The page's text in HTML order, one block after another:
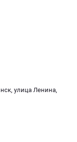
улица Ленина,